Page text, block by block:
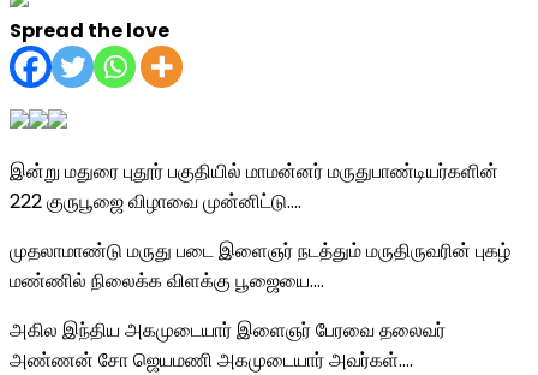
Spread the love
இன்று மதுரை புதூர் பகுதியில் மாமன்னர் மருதுபாண்டியர்களின்
222 குருபூஜை விழாவை முன்னிட்டு….
முதலாமாண்டு மருது படை இளைஞர் நடத்தும் மருதிருவரின் புகழ்
மண்ணில் நிலைக்க விளக்கு பூஜையை….
அகில இந்திய அகமுடையார் இளைஞர் பேரவை தலைவர்
அண்ணன் சோ ஜெயமணி அகமுடையார் அவர்கள்….